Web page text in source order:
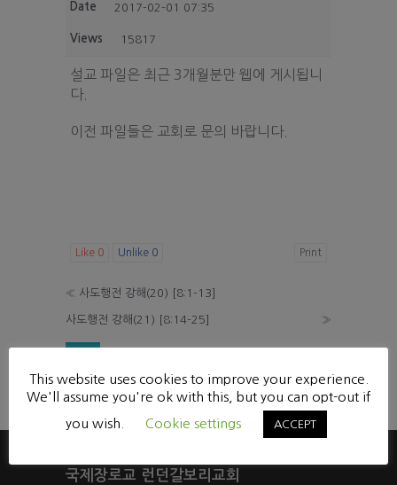
Date 2017-02-01 07:35
Views 15817
설교 파일은 최근 3개월분만 웹에 게시됩니
다.
이전 파일들은 교회로 문의 바랍니다.
Like 0 Unlike 0 Print
« 사도행전 강해(20) [8:1-13]
사도행전 강해(21) [8:14-25] »
Powered by KBoard
국제장로교 런던갈보리교회
This website uses cookies to improve your experience.
We'll assume you're ok with this, but you can opt-out if
you wish.
Cookie settings ACCEPT